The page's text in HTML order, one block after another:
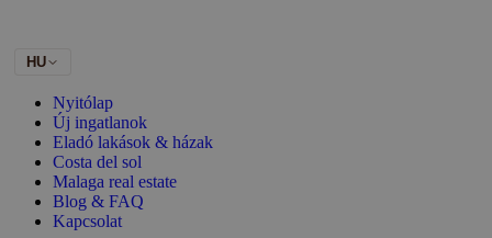
HU
Nyitólap
Új ingatlanok
Eladó lakások & házak
Costa del sol
Malaga real estate
Blog & FAQ
Kapcsolat